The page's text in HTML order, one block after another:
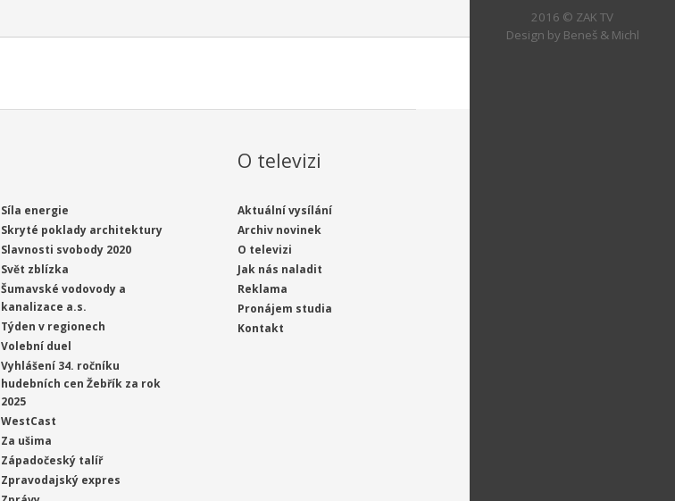
2016 © ZAK TV
Design by Beneš & Michl
Síla energie
Skryté poklady architektury
Slavnosti svobody 2020
Svět zblízka
Šumavské vodovody a
kanalizace a.s.
Týden v regionech
Volební duel
Vyhlášení 34. ročníku
hudebních cen Žebřík za rok
2025
WestCast
Za ušima
Západočeský talíř
Zpravodajský expres
O televizi
Aktuální vysílání
Archiv novinek
O televizi
Jak nás naladit
Reklama
Pronájem studia
Kontakt